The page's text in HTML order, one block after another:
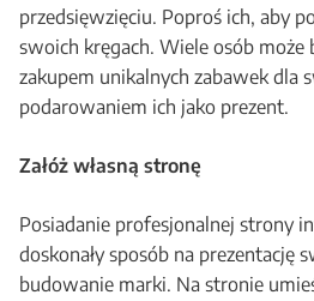
przedsięwzięciu. Poproś ich, aby
swoich kręgach. Wiele osób może
zakupem unikalnych zabawek dla
podarowaniem ich jako prezent.
Załóż własną stronę
Posiadanie profesjonalnej strony
doskonały sposób na prezentację
budowanie marki. Na stronie